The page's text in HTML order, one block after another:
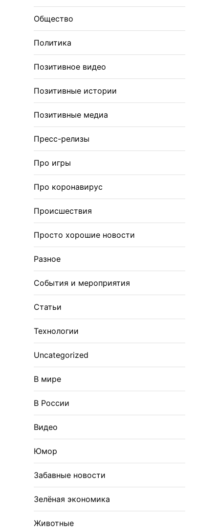
Общество
Политика
Позитивное видео
Позитивные истории
Позитивные медиа
Пресс-релизы
Про игры
Про коронавирус
Происшествия
Просто хорошие новости
Разное
События и мероприятия
Статьи
Технологии
Uncategorized
В мире
В России
Видео
Юмор
Забавные новости
Зелёная экономика
Животные